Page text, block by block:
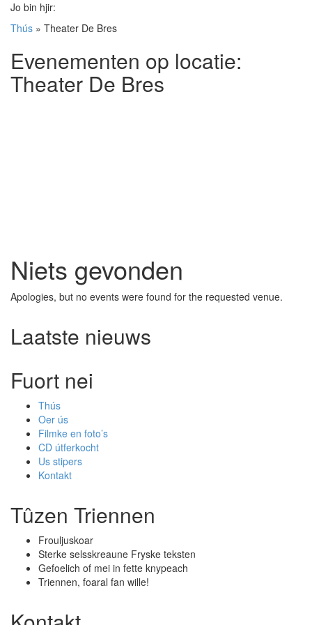
Jo bin hjir:
Thús » Theater De Bres
Evenementen op locatie:
Theater De Bres
Niets gevonden
Apologies, but no events were found for the requested venue.
Laatste nieuws
Fuort nei
Thús
Oer ús
Filmke en foto’s
CD útferkocht
Us stipers
Kontakt
Tûzen Triennen
Frouljuskoar
Sterke selsskreaune Fryske teksten
Gefoelich of mei in fette knypeach
Triennen, foaral fan wille!